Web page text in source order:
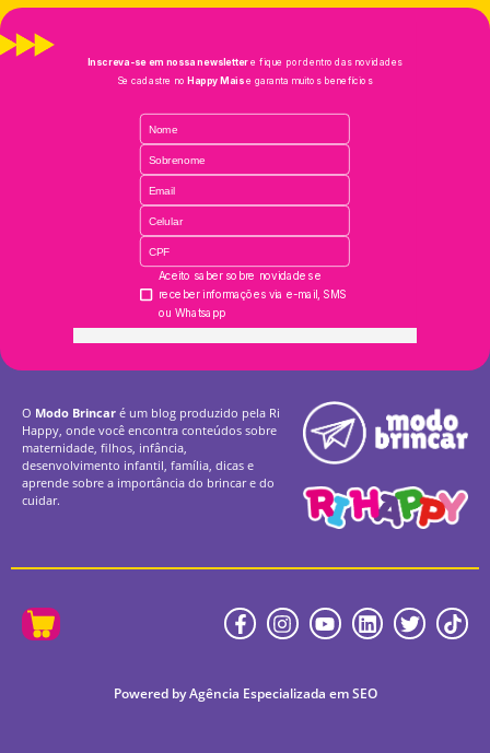
O Modo Brincar é um blog produzido pela Ri
Happy, onde você encontra conteúdos sobre
maternidade, filhos, infância,
desenvolvimento infantil, família, dicas e
aprende sobre a importância do brincar e do
cuidar.
Powered by Agência Especializada em SEO